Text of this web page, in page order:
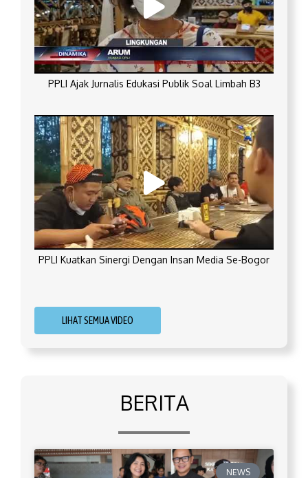
PPLI Ajak Jurnalis Edukasi Publik Soal Limbah B3
PPLI Kuatkan Sinergi Dengan Insan Media Se-Bogor
LIHAT SEMUA VIDEO
BERITA
NEWS